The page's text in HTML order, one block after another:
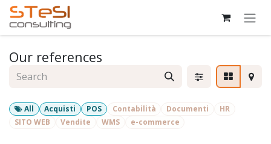
Skip to Content
Our references
All Acquisti POS Contabilità Documenti
HR
SITO WEB
Vendite WMS e-commerce